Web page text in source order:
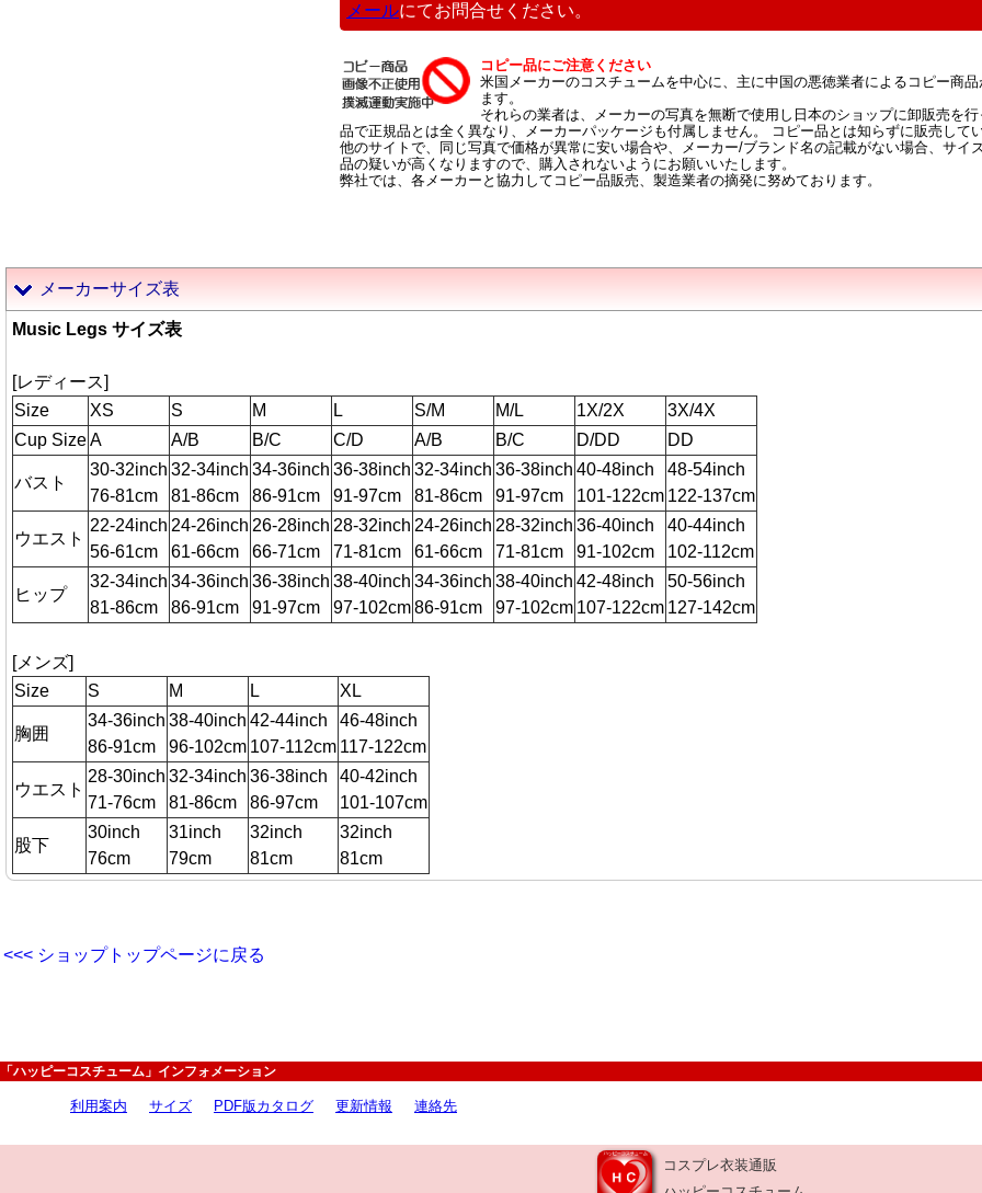
メールにてお問合せください。
コピー品にご注意ください
米国メーカーのコスチュームを中心に、主に中国の悪徳業者によるコピー商
ます。
それらの業者は、メーカーの写真を無断で使用し日本のショップに卸販売を
品で正規品とは全く異なり、メーカーパッケージも付属しません。 コピー品とは知らずに販売して
他のサイトで、同じ写真で価格が異常に安い場合や、メーカー/ブランド名の記載がない場合、サイ
品の疑いが高くなりますので、購入されないようにお願いいたします。
弊社では、各メーカーと協力してコピー品販売、製造業者の摘発に努めております。
メーカーサイズ表
Music Legs サイズ表
[レディース]
Size
XS S M L S/M M/L 1X/2X
3X/4X
Cup SizeA A/B B/C C/D A/B B/C D/DD DD
バスト
30-32inch
76-81cm
32-34inch
81-86cm
34-36inch
86-91cm
36-38inch
91-97cm
32-34inch
81-86cm
36-38inch
91-97cm
40-48inch
101-122cm
48-54inch
122-137cm
ウエスト
22-24inch
56-61cm
24-26inch
61-66cm
26-28inch
66-71cm
28-32inch
71-81cm
24-26inch
61-66cm
28-32inch
71-81cm
36-40inch
91-102cm
40-44inch
102-112cm
ヒップ
32-34inch
81-86cm
34-36inch
86-91cm
36-38inch
91-97cm
38-40inch
97-102cm
34-36inch
86-91cm
38-40inch
97-102cm
42-48inch
107-122cm
50-56inch
127-142cm
[メンズ]
Size
S M L XL
胸囲
34-36inch
86-91cm
38-40inch
96-102cm
42-44inch
107-112cm
46-48inch
117-122cm
ウエスト
28-30inch
71-76cm
32-34inch
81-86cm
36-38inch
86-97cm
40-42inch
101-107cm
股下
30inch
76cm
31inch
79cm
32inch
81cm
32inch
81cm
<<< ショップトップページに戻る
「ハッピーコスチューム」インフォメーション
利用案内 サイズ PDF版カタログ 更新情報 連絡先
コスプレ衣装通販